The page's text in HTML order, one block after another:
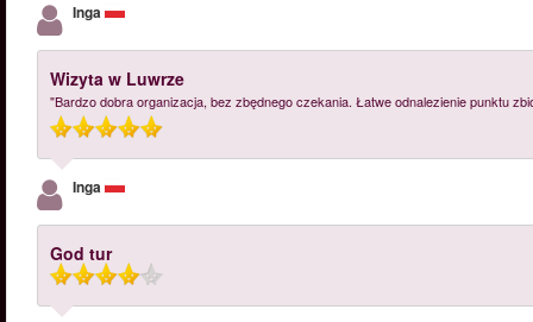
Inga
Wizyta w Luwrze
"Bardzo dobra organizacja, bez zbędnego czekania. Łatwe odnalezienie punktu
Inga
God tur